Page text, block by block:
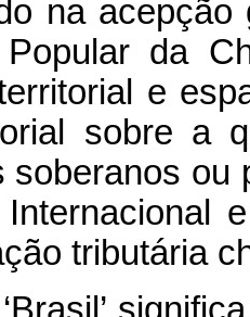
na
da
e
sobre a
soberanos ou
tributária